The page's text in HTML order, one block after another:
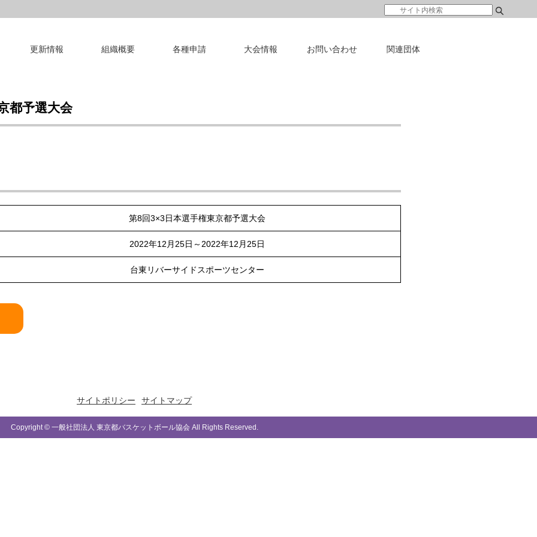
更新情報 組織概要 各種申請 大会情報 お問い合わせ 関連団体
都予選大会
第8回3×3日本選手権東京都予選大会
2022年12月25日～2022年12月25日
台東リバーサイドスポーツセンター
サイトポリシー サイトマップ
Copyright © 一般社団法人 東京都バスケットボール協会 All Rights Reserved.